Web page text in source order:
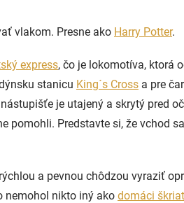
vlakom. Presne ako Harry Potter.
express, čo je lokomotíva, ktorá
stanicu King´s Cross a pre
je utajený a skrytý pred
pomohli. Predstavte si, že vchod
a pevnou chôdzou vyraziť
nemohol nikto iný ako domáci